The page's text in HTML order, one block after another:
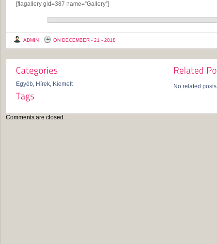
[flagallery gid=387 name=”Gallery”]
ADMIN ON DECEMBER - 21 - 2018
Egyéb, Hírek, Kiemelt No related
Comments are closed.